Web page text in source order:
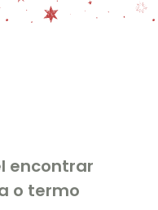
encontrar
o termo